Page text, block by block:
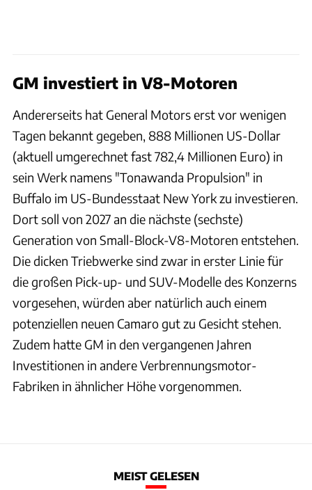
GM investiert in V8-Motoren
Andererseits hat General Motors erst vor wenigen
Tagen bekannt gegeben, 888 Millionen US-Dollar
(aktuell umgerechnet fast 782,4 Millionen Euro) in
sein Werk namens "Tonawanda Propulsion" in
Buffalo im US-Bundesstaat New York zu investieren.
Dort soll von 2027 an die nächste (sechste)
Generation von Small-Block-V8-Motoren entstehen.
Die dicken Triebwerke sind zwar in erster Linie für
die großen Pick-up- und SUV-Modelle des Konzerns
vorgesehen, würden aber natürlich auch einem
potenziellen neuen Camaro gut zu Gesicht stehen.
Zudem hatte GM in den vergangenen Jahren
Investitionen in andere Verbrennungsmotor-
Fabriken in ähnlicher Höhe vorgenommen.
MEIST GELESEN